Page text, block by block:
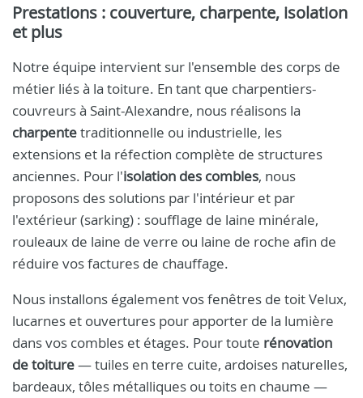
Prestations : couverture, charpente, isolation
et plus
Notre équipe intervient sur l'ensemble des corps de
métier liés à la toiture. En tant que charpentiers-
couvreurs à Saint-Alexandre, nous réalisons la
charpentetraditionnelle ou industrielle, les
extensions et la réfection complète de structures
anciennes. Pour l'isolation des combles, nous
proposons des solutions par l'intérieur et par
l'extérieur (sarking) : soufflage de laine minérale,
rouleaux de laine de verre ou laine de roche afin de
réduire vos factures de chauffage.
Nous installons également vos fenêtres de toit Velux,
lucarnes et ouvertures pour apporter de la lumière
dans vos combles et étages. Pour toute rénovation
de toiture— tuiles en terre cuite, ardoises naturelles,
bardeaux, tôles métalliques ou toits en chaume —